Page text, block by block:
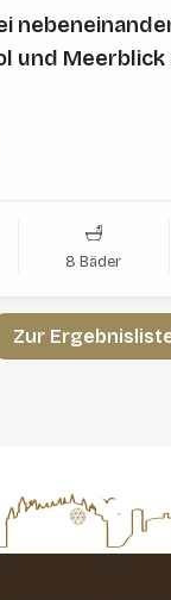
und Meerblick
8 Bäder
Zur